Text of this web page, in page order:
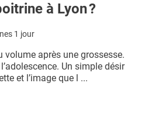
à Lyon ?
1 jour
volume après une grossesse.
Un simple désir
et l’image que l ...